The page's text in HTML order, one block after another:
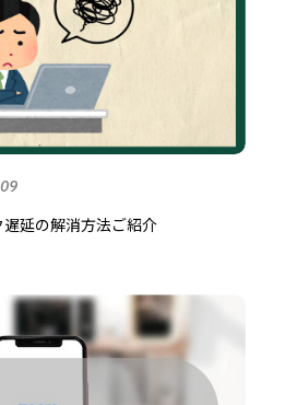
延の解消方法ご紹介